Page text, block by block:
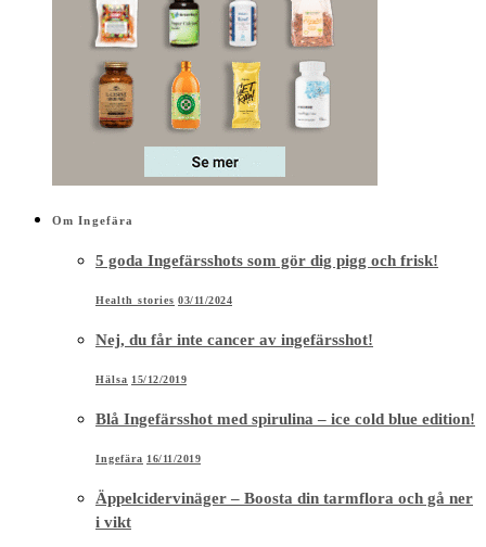
Om Ingefära
5 goda Ingefärsshots som gör dig pigg och frisk!
Health stories 03/11/2024
Nej, du får inte cancer av ingefärsshot!
Hälsa 15/12/2019
Blå Ingefärsshot med spirulina – ice cold blue edition!
Ingefära 16/11/2019
Äppelcidervinäger – Boosta din tarmflora och gå ner
i vikt